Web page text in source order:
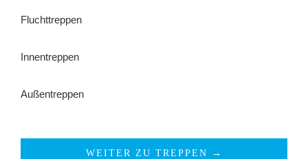
Fluchttreppen
Innentreppen
Außentreppen
WEITER ZU TREPPEN →